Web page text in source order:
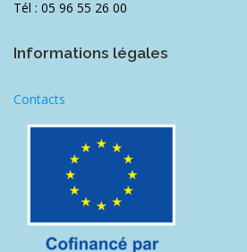
Tél : 05 96 55 26 00
Informations légales
Contacts